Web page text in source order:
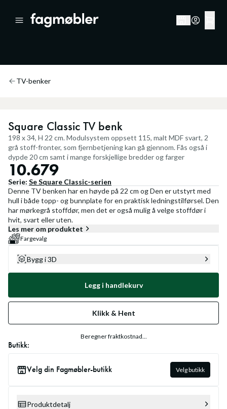
TV-benker
Square Classic TV benk
198 x 34, H 22 cm. Modulsystem oppsett 115, malt MDF svart, 2
grå stoff-fronter, som fjernbetjening kan gå gjennom. Fås også i
dypde 20 cm samt i mange forskjellige bredder og farger
10.679
Serie: SeSquare Classic-serien
Denne TV benken har en høyde på 22 cm og Den er utstyrt med
hull i både topp- og bunnplate for en praktisk ledningstilførsel. Den
har mørkegrå stoffdør, men det er også mulig å velge stoffdør i
hvit, svart eller uten.
Les mer om produktet
Fargevalg
Bygg i 3D
Legg i handlekurv
Klikk & Hent
Beregner fraktkostnad...
Butikk:
Velg din Fagmøbler-butikk Velg butikk
Produktdetalj